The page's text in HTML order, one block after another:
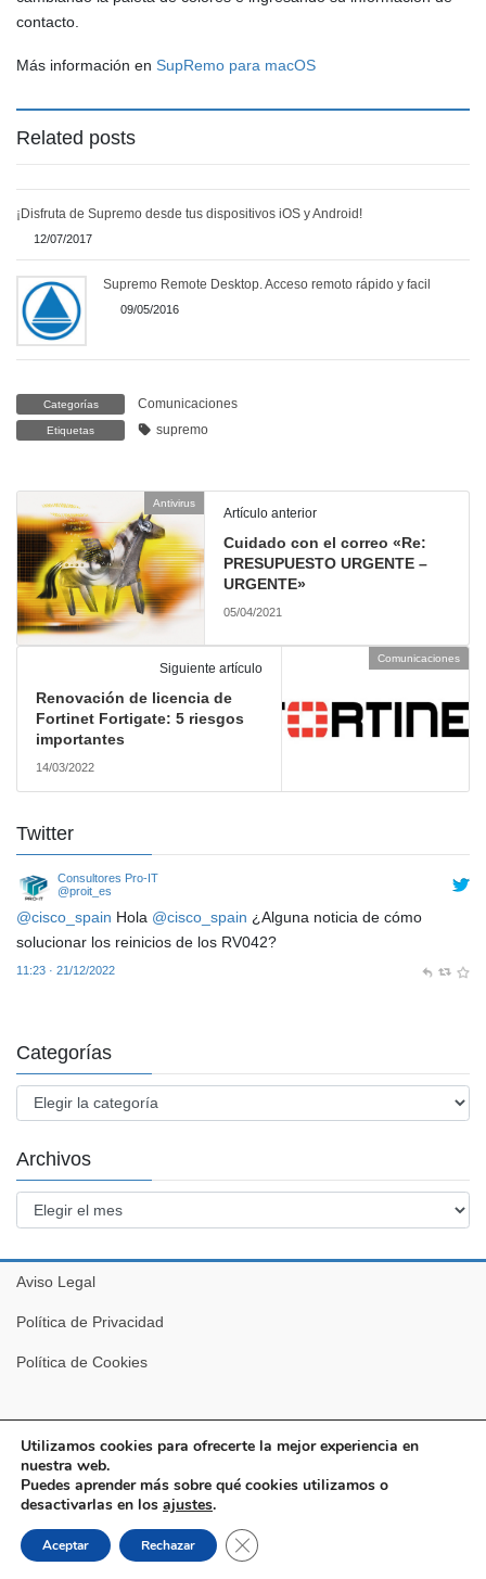
contacto.
Más información en SupRemo para macOS
Related posts
¡Disfruta de Supremo desde tus dispositivos iOS y Android!
12/07/2017
Supremo Remote Desktop. Acceso remoto rápido y facil
09/05/2016
Categorías Comunicaciones
Etiquetas supremo
Antivirus
Artículo anterior
Cuidado con el correo «Re:
PRESUPUESTO URGENTE –
URGENTE»
05/04/2021
Comunicaciones
Siguiente artículo
Renovación de licencia de
Fortinet Fortigate: 5 riesgos
importantes
14/03/2022
Twitter
Consultores Pro-IT
@proit_es
@cisco_spain Hola @cisco_spain ¿Alguna noticia de cómo
solucionar los reinicios de los RV042?
11:23 · 21/12/2022
Categorías
Categorías
Archivos
Archivos
Aviso Legal
Política de Privacidad
Política de Cookies
Copyright © Pro-IT. Todos los derechos reservados.
Utilizamos cookies para ofrecerte la mejor experiencia en
nuestra web.
Puedes aprender más sobre qué cookies utilizamos o
desactivarlas en los ajustes.
Aceptar Rechazar Cerrar el banner de cookies RGPD